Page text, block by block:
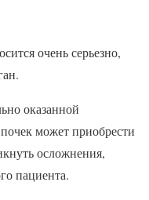
очень серьезно,
оказанной
может приобрести
осложнения,
пациента.